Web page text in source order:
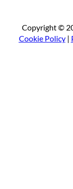
Copyright ©
Cookie Policy|